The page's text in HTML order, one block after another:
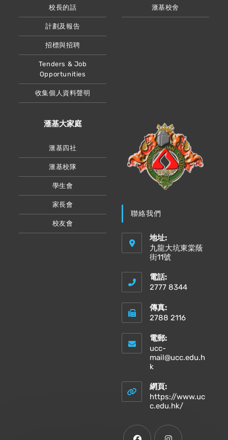
校長的話
計劃及報告
招標與招聘
Tenders & Job
Opportunities
收集個人資料聲明
滙基校舍
滙基大家庭
滙基四社
滙基校隊
學生會
家長會
校友會
聯絡我們
地址:
九龍大坑東棠蔭
街11號
電話:
2777 8344
傳真:
2788 2116
電郵:
ucc-
mail@ucc.edu.h
k
your
application
網頁:
https://www.uc
c.edu.hk/Opens